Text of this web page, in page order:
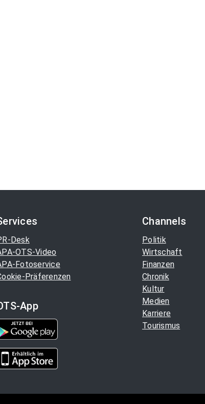
Desk
OTS-Video
Fotoservice
Präferenzen
App
Channels
Politik
Wirtschaft
Finanzen
Chronik
Kultur
Medien
Karriere
Tourismus